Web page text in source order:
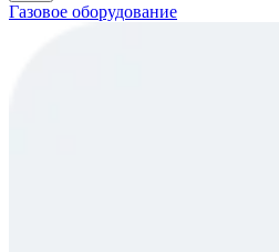
Газовое оборудование